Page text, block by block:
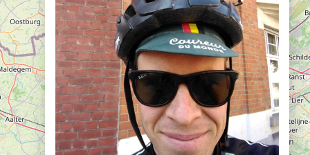
Afleveringen
Bounding Boxes
Ambiance, ambiance, ambiance
De groetjes terug
Doelloos